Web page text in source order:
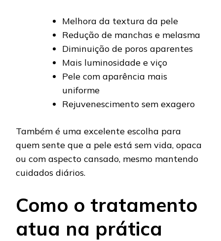
Melhora da textura da pele
Redução de manchas e melasma
Diminuição de poros aparentes
Mais luminosidade e viço
Pele com aparência mais
uniforme
Rejuvenescimento sem exagero
Também é uma excelente escolha para
quem sente que a pele está sem vida, opaca
ou com aspecto cansado, mesmo mantendo
cuidados diários.
Como o tratamento
atua na prática